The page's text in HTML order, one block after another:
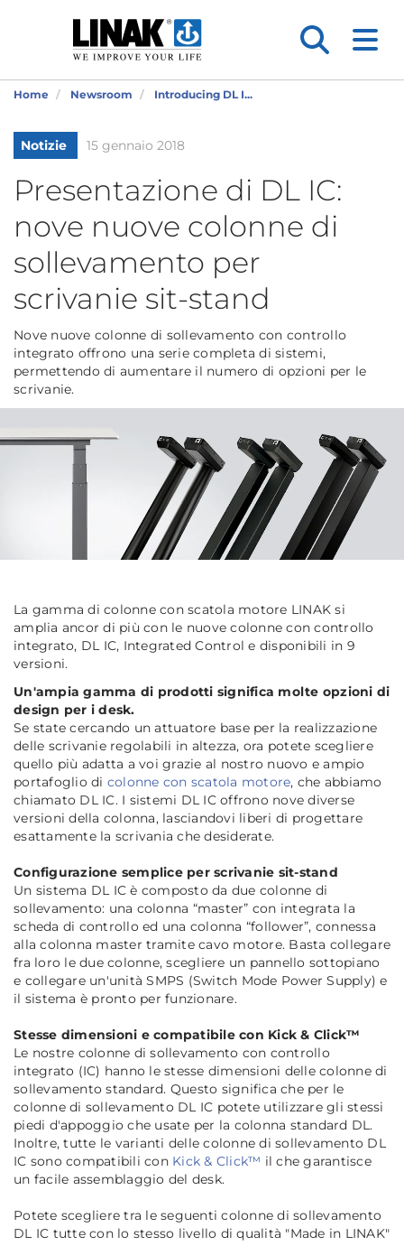
Home Newsroom Introducing DL I...
Notizie 15 gennaio 2018
Presentazione di DL IC:
nove nuove colonne di
sollevamento per
scrivanie sit-stand
Nove nuove colonne di sollevamento con controllo
integrato offrono una serie completa di sistemi,
permettendo di aumentare il numero di opzioni per le
scrivanie.
La gamma di colonne con scatola motore LINAK si
amplia ancor di più con le nuove colonne con controllo
integrato, DL IC, Integrated Control e disponibili in 9
versioni.
Un'ampia gamma di prodotti significa molte opzioni di
design per i desk.
Se state cercando un attuatore base per la realizzazione
delle scrivanie regolabili in altezza, ora potete scegliere
quello più adatta a voi grazie al nostro nuovo e ampio
portafoglio di colonne con scatola motore, che abbiamo
chiamato DL IC. I sistemi DL IC offrono nove diverse
versioni della colonna, lasciandovi liberi di progettare
esattamente la scrivania che desiderate.
Configurazione semplice per scrivanie sit-stand
Un sistema DL IC è composto da due colonne di
sollevamento: una colonna “master” con integrata la
scheda di controllo ed una colonna “follower”, connessa
alla colonna master tramite cavo motore. Basta collegare
fra loro le due colonne, scegliere un pannello sottopiano
e collegare un'unità SMPS (Switch Mode Power Supply) e
il sistema è pronto per funzionare.
Stesse dimensioni e compatibile con Kick & Click™
Le nostre colonne di sollevamento con controllo
integrato (IC) hanno le stesse dimensioni delle colonne di
sollevamento standard. Questo significa che per le
colonne di sollevamento DL IC potete utilizzare gli stessi
piedi d'appoggio che usate per la colonna standard DL.
Inoltre, tutte le varianti delle colonne di sollevamento DL
IC sono compatibili con Kick & Click™ il che garantisce
un facile assemblaggio del desk.
Potete scegliere tra le seguenti colonne di sollevamento
DL IC tutte con lo stesso livello di qualità "Made in LINAK"